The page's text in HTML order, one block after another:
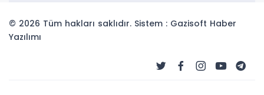
© 2026 Tüm hakları saklıdır. Sistem : Gazisoft Haber
Yazılımı